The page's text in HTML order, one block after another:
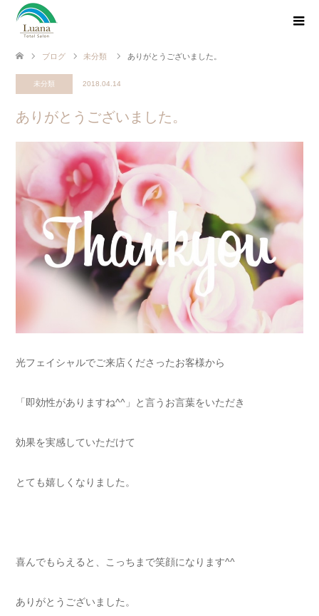
ブログ 未分類 ありがとうございました。
未分類 2018.04.14
ありがとうございました。
光フェイシャルでご来店くださったお客様から
「即効性がありますね^^」と言うお言葉をいただき
効果を実感していただけて
とても嬉しくなりました。
喜んでもらえると、こっちまで笑顔になります^^
ありがとうございました。